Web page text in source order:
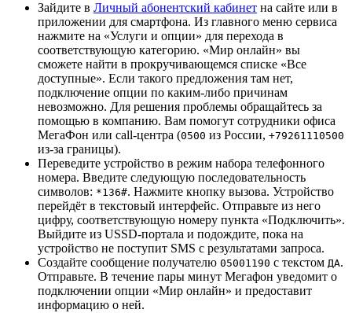
Зайдите в Личный абонентский кабинет на сайте или в
приложении для смартфона. Из главного меню сервиса
нажмите на «Услуги и опции» для перехода в
соответствующую категорию. «Мир онлайн» вы
сможете найти в прокручивающемся списке «Все
доступные». Если такого предложения там нет,
подключение опции по каким-либо причинам
невозможно. Для решения проблемы обращайтесь за
помощью в компанию. Вам помогут сотрудники офиса
МегаФон или call-центра (0500 из России, +79261110500
из-за границы).
Переведите устройство в режим набора телефонного
номера. Введите следующую последовательность
символов: *136#. Нажмите кнопку вызова. Устройство
перейдёт в текстовый интерфейс. Отправьте из него
цифру, соответствующую номеру пункта «Подключить».
Выйдите из USSD-портала и подождите, пока на
устройство не поступит SMS с результатами запроса.
Создайте сообщение получателю 05001190 с текстом ДА.
Отправьте. В течение пары минут Мегафон уведомит о
подключении опции «Мир онлайн» и предоставит
информацию о ней.